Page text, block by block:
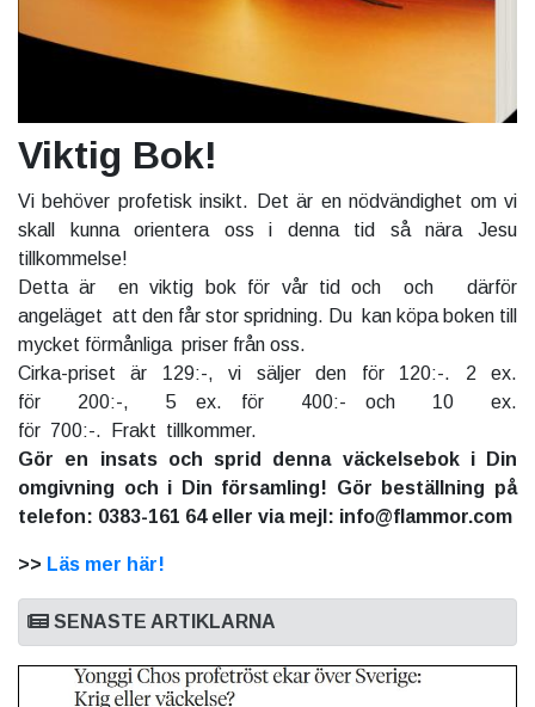
Viktig Bok!
Vi behöver profetisk insikt. Det är en nödvändighet om vi
skall kunna orientera oss i denna tid så nära Jesu
tillkommelse!
Detta är en viktig bok för vår tid och och därför
angeläget att den får stor spridning. Du kan köpa boken till
mycket förmånliga priser från oss.
Cirka-priset är 129:-, vi säljer den för 120:-. 2 ex.
för 200:-, 5 ex. för 400:- och 10 ex.
för 700:-. Frakt tillkommer.
Gör en insats och sprid denna väckelsebok i Din
omgivning och i Din församling! Gör beställning på
telefon: 0383-161 64 eller via mejl: info@flammor.com
>> Läs mer här!
SENASTE ARTIKLARNA